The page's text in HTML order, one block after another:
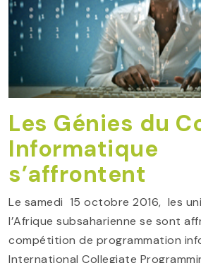
Les Génies du
Informatique
s’affrontent
Le samedi 15 octobre 2016, les
l’Afrique subsaharienne se sont
compétition de programmation
International Collegiate